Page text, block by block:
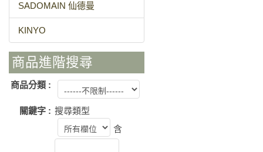
SADOMAIN 仙德曼
KINYO
商品進階搜尋
商品分類 :
關鍵字 : 搜尋類型
含